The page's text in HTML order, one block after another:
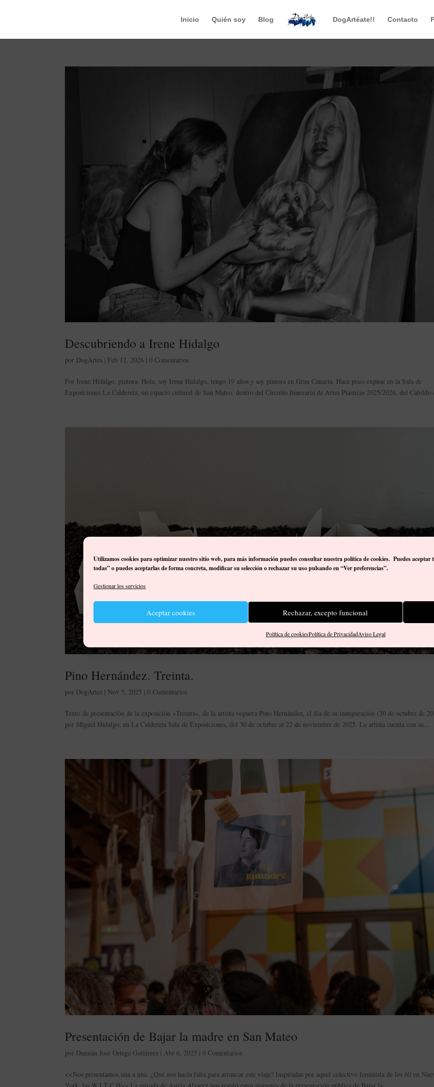
Utilizamos cookies para optimizar nuestro sitio web, para más información puedes consultar nuestra política de cookies. Puedes aceptar
todas” o puedes aceptarlas de forma concreta, modificar su selección o rechazar su uso pulsando en “Ver preferencias”.
Gestionar los servicios
Aceptar cookies Rechazar, excepto funcional
Política de cookiesPolítica de PrivacidadAviso Legal
Inicio Quién soy Blog DogArtéate!! Contacto
Descubriendo a Irene Hidalgo
por DogArtes | Feb 12, 2026 |0 Comentarios
Por Irene Hidalgo, pintora. Hola, soy Irene Hidalgo, tengo 19 años y soy pintora en Gran Canaria. Hace poco expuse en la Sala de
Exposiciones La Caldereta, un espacio cultural de San Mateo, dentro del Circuito Itineraria de Artes Plásticas 2025/2026, del Cabildo
Pino Hernández. Treinta.
por DogArtes | Nov 5, 2025 |0 Comentarios
Texto de presentación de la exposición «Treinta», de la artista veguera Pino Hernández, el día de su inauguración (30 de octubre de
por Miguel Hidalgo, en La Caldereta Sala de Exposiciones, del 30 de octubre al 22 de noviembre de 2025. La artista cuenta con su...
Presentación de Bajar la madre en San Mateo
por Damián José Ortega Gutiérrez | Abr 6, 2025 |0 Comentarios
<<Nos presentamos una a una. ¿Qué nos hacía falta para arrancar este viaje? Inspiradas por aquel colectivo feminista de los 60 en
York, las W.I.T.C.H>> La mirada de Asiria Álvarez nos regaló estos instantes de la presentación pública de Bajar la...